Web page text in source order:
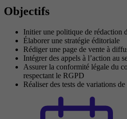
Objectifs
Initier une politique de rédaction
Élaborer une stratégie éditoriale
Rédiger une page de vente à
Intégrer des appels à l’action au
Assurer la conformité légale du
respectant le RGPD
Réaliser des tests de variations de